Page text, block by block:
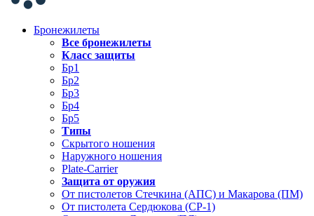
Бронежилеты
Все бронежилеты
Класс защиты
Бр1
Бр2
Бр3
Бр4
Бр5
Типы
Скрытого ношения
Наружного ношения
Plate-Carrier
Защита от оружия
От пистолетов Стечкина (АПС) и Макарова (ПМ)
От пистолета Сердюкова (СР-1)